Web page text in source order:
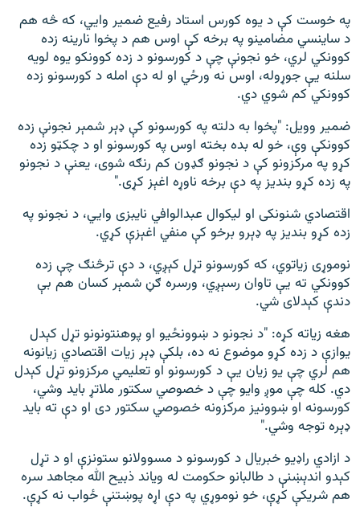
په خوست کې د یوه کورس استاد رفیع ضمیر وايي، که څه هم
د ساینسي مضامینو په برخه کې اوس هم د پخوا نارینه زده
کوونکي لري، خو نجونې چې د کورسونو د زده کوونکو یوه لویه
سلنه یې جوړوله، اوس نه ورځي او له دې امله د کورسونو زده
کوونکي کم شوي دي.
ضمیر وویل: "پخوا به دلته په کورسونو کې ډېر شمېر نجونې زده
کوونکې وې، خو له بده بخته اوس په کورسونو او د چکټو زده
کړو په مرکزونو کې د نجونو ګډون کم رنګه شوی، یعنې د نجونو
په زده کړو بندیز په دې برخه ناوړه اغېز کړی."
اقتصادي شنونکی او لیکوال عبدالوافي نایبزی وايي، د نجونو په
زده کړو بندیز په ډېرو برخو کې منفي اغېزې کړي.
نوموړی زیاتوي، که کورسونو تړل کېږي، د دې ترڅنګ چې زده
کوونکي ته یې تاوان رسېږي، ورسره ګڼ شمېر کسان هم بې
دندې کېدلای شي.
هغه زیاته کړه: "د نجونو د ښوونځيو او پوهنتونونو تړل کېدل
یوازې د زده کړو موضوع نه ده، بلکې ډېر زیات اقتصادي زیانونه
هم لري چې یو زیان یې د کورسونو او تعلیمي مرکزونو تړل کېدل
دي. کله چې موږ وایو چې د خصوصي سکتور ملاتړ باید وشي،
کورسونه او ښوونیز مرکزونه خصوصي سکتور دی او دې ته باید
ډېره توجه وشي."
د ازادي راډیو خبریال د کورسونو د مسوولانو ستونزې او د تړل
کېدو اندېښنې د طالبانو حکومت له ویاند ذبیح الله مجاهد سره
هم شریکې کړې، خو نوموړي په دې اړه پوښتنې ځواب نه کړې.